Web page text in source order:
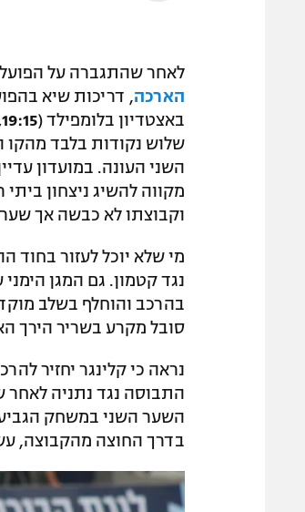
לאחר שהתגברה על הפועל
הארכה, דריכות שיא
באצטדיון בלומפילד (19:15, שידור ישיר בספורט3
שלוש נקודות בלבד מהקו
מקווה להשיג ניצחון
וקבוצתו לא כבשה אך
מי שלא יוכל לעזור
נגד קטמון. גם המגן
בהרכב והוחלף בשלב
סובל מקרע בשריר הירך
נראה כי קלינגר יחזיר
התבוסה נגד נתניה
השער השני במשחק הגביע
בדרך החוצה מהקבוצה,